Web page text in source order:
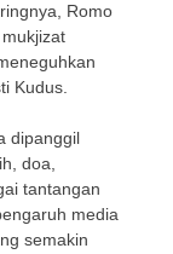
Romo
Kudus.
dipanggil
doa,
tantangan
media
semakin